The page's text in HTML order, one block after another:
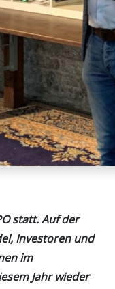
statt. Auf der
Investoren und
im
Jahr wieder